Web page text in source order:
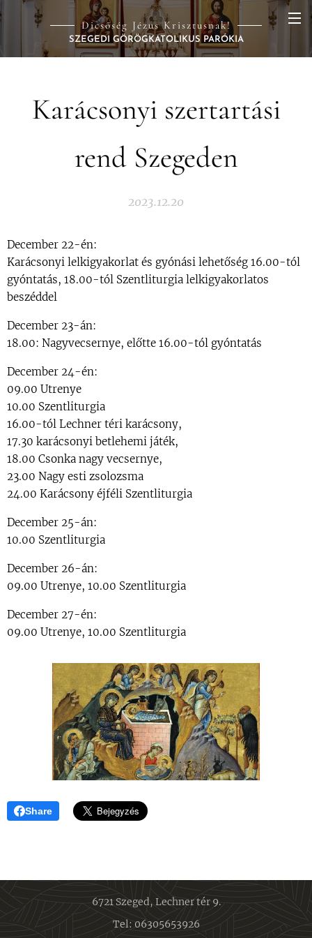
Dicsőség Jézus Krisztusnak!
SZEGEDI GÖRÖGKATOLIKUS PARÓKIA
Karácsonyi szertartási
rend Szegeden
2023.12.20
December 22-én:
Karácsonyi lelkigyakorlat és gyónási lehetőség 16.00-tól
gyóntatás, 18.00-tól Szentliturgia lelkigyakorlatos
beszéddel
December 23-án:
18.00: Nagyvecsernye, előtte 16.00-tól gyóntatás
December 24-én:
09.00 Utrenye
10.00 Szentliturgia
16.00-tól Lechner téri karácsony,
17.30 karácsonyi betlehemi játék,
18.00 Csonka nagy vecsernye,
23.00 Nagy esti zsolozsma
24.00 Karácsony éjféli Szentliturgia
December 25-án:
10.00 Szentliturgia
December 26-án:
09.00 Utrenye, 10.00 Szentliturgia
December 27-én:
09.00 Utrenye, 10.00 Szentliturgia
Share
6721 Szeged, Lechner tér 9.
Tel: 06305653926